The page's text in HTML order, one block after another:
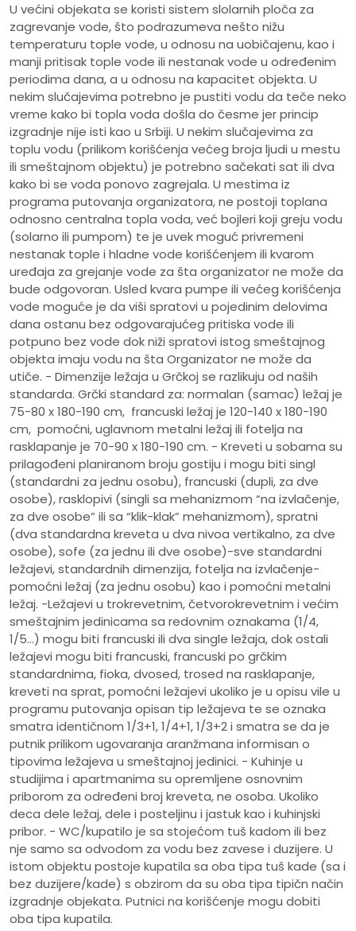
U većini objekata se koristi sistem slolarnih ploča za
zagrevanje vode, što podrazumeva nešto nižu
temperaturu tople vode, u odnosu na uobičajenu, kao i
manji pritisak tople vode ili nestanak vode u određenim
periodima dana, a u odnosu na kapacitet objekta. U
nekim slučajevima potrebno je pustiti vodu da teče neko
vreme kako bi topla voda došla do česme jer princip
izgradnje nije isti kao u Srbiji. U nekim slučajevima za
toplu vodu (prilikom korišćenja većeg broja ljudi u mestu
ili smeštajnom objektu) je potrebno sačekati sat ili dva
kako bi se voda ponovo zagrejala. U mestima iz
programa putovanja organizatora, ne postoji toplana
odnosno centralna topla voda, već bojleri koji greju vodu
(solarno ili pumpom) te je uvek moguć privremeni
nestanak tople i hladne vode korišćenjem ili kvarom
uređaja za grejanje vode za šta organizator ne može da
bude odgovoran. Usled kvara pumpe ili većeg korišćenja
vode moguće je da viši spratovi u pojedinim delovima
dana ostanu bez odgovarajućeg pritiska vode ili
potpuno bez vode dok niži spratovi istog smeštajnog
objekta imaju vodu na šta Organizator ne može da
utiče. - Dimenzije ležaja u Grčkoj se razlikuju od naših
standarda. Grčki standard za: normalan (samac) ležaj je
75-80 x 180-190 cm, francuski ležaj je 120-140 x 180-190
cm, pomoćni, uglavnom metalni ležaj ili fotelja na
rasklapanje je 70-90 x 180-190 cm. - Kreveti u sobama su
prilagođeni planiranom broju gostiju i mogu biti singl
(standardni za jednu osobu), francuski (dupli, za dve
osobe), rasklopivi (singli sa mehanizmom “na izvlačenje,
za dve osobe” ili sa “klik-klak” mehanizmom), spratni
(dva standardna kreveta u dva nivoa vertikalno, za dve
osobe), sofe (za jednu ili dve osobe)-sve standardni
ležajevi, standardnih dimenzija, fotelja na izvlačenje-
pomoćni ležaj (za jednu osobu) kao i pomoćni metalni
ležaj. -Ležajevi u trokrevetnim, četvorokrevetnim i većim
smeštajnim jedinicama sa redovnim oznakama (1/4,
1/5…) mogu biti francuski ili dva single ležaja, dok ostali
ležajevi mogu biti francuski, francuski po grčkim
standardnima, fioka, dvosed, trosed na rasklapanje,
kreveti na sprat, pomoćni ležajevi ukoliko je u opisu vile u
programu putovanja opisan tip ležajeva te se oznaka
smatra identičnom 1/3+1, 1/4+1, 1/3+2 i smatra se da je
putnik prilikom ugovaranja aranžmana informisan o
tipovima ležajeva u smeštajnoj jedinici. - Kuhinje u
studijima i apartmanima su opremljene osnovnim
priborom za određeni broj kreveta, ne osoba. Ukoliko
deca dele ležaj, dele i posteljinu i jastuk kao i kuhinjski
pribor. - WC/kupatilo je sa stojećom tuš kadom ili bez
nje samo sa odvodom za vodu bez zavese i duzijere. U
istom objektu postoje kupatila sa oba tipa tuš kade (sa i
bez duzijere/kade) s obzirom da su oba tipa tipičn način
izgradnje objekata. Putnici na korišćenje mogu dobiti
oba tipa kupatila.